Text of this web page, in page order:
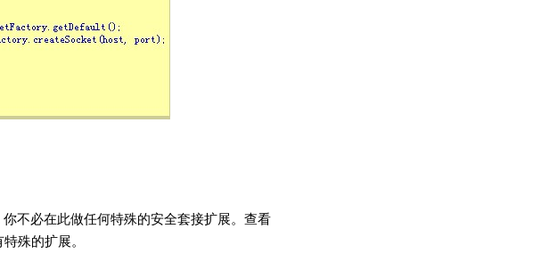
不必在此做任何特殊的安全套接扩展。查看
殊的扩展。